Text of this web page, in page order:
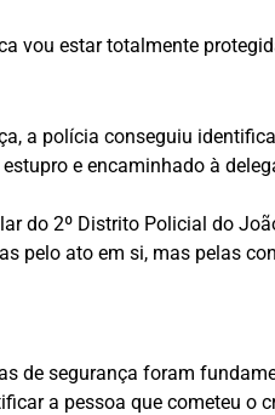
vou estar totalmente
a polícia conseguiu
e encaminhado à
do 2º Distrito Policial do
pelo ato em si, mas pelas
de segurança foram
a pessoa que cometeu o